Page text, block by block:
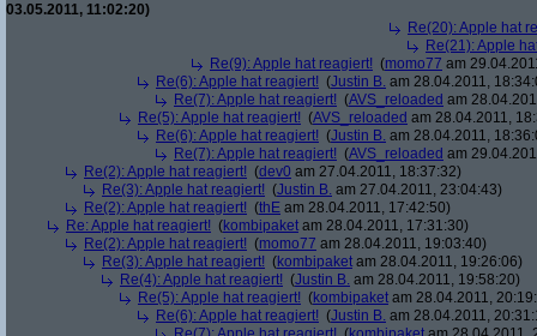
03.05.2011, 11:02:20)
Re(20): Apple hat
Re(21): Apple
Re(9): Apple hat reagiert! (momo77 am
Re(6): Apple hat reagiert! (Justin B. am 28.04.2011,
Re(7): Apple hat reagiert! (AVS_reloaded am
Re(5): Apple hat reagiert! (AVS_reloaded am 28.04.2011,
Re(6): Apple hat reagiert! (Justin B. am 28.04.2011,
Re(7): Apple hat reagiert! (AVS_reloaded am
Re(2): Apple hat reagiert! (dev0 am 27.04.2011, 18:37:32)
Re(3): Apple hat reagiert! (Justin B. am 27.04.2011, 23:04:43)
Re(2): Apple hat reagiert! (thE am 28.04.2011, 17:42:50)
Re: Apple hat reagiert! (kombipaket am 28.04.2011, 17:31:30)
Re(2): Apple hat reagiert! (momo77 am 28.04.2011, 19:03:40)
Re(3): Apple hat reagiert! (kombipaket am 28.04.2011, 19:26:06)
Re(4): Apple hat reagiert! (Justin B. am 28.04.2011, 19:58:20)
Re(5): Apple hat reagiert! (kombipaket am 28.04.2011,
Re(6): Apple hat reagiert! (Justin B. am 28.04.2011,